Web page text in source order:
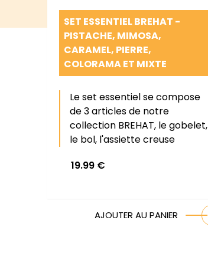
SET ESSENTIEL BREHAT -
PISTACHE, MIMOSA,
CARAMEL, PIERRE,
COLORAMA ET MIXTE
Le set essentiel se compose
de 3 articles de notre
collection BREHAT, le gobelet,
le bol, l'assiette creuse
19.99 €
AJOUTER AU PANIER